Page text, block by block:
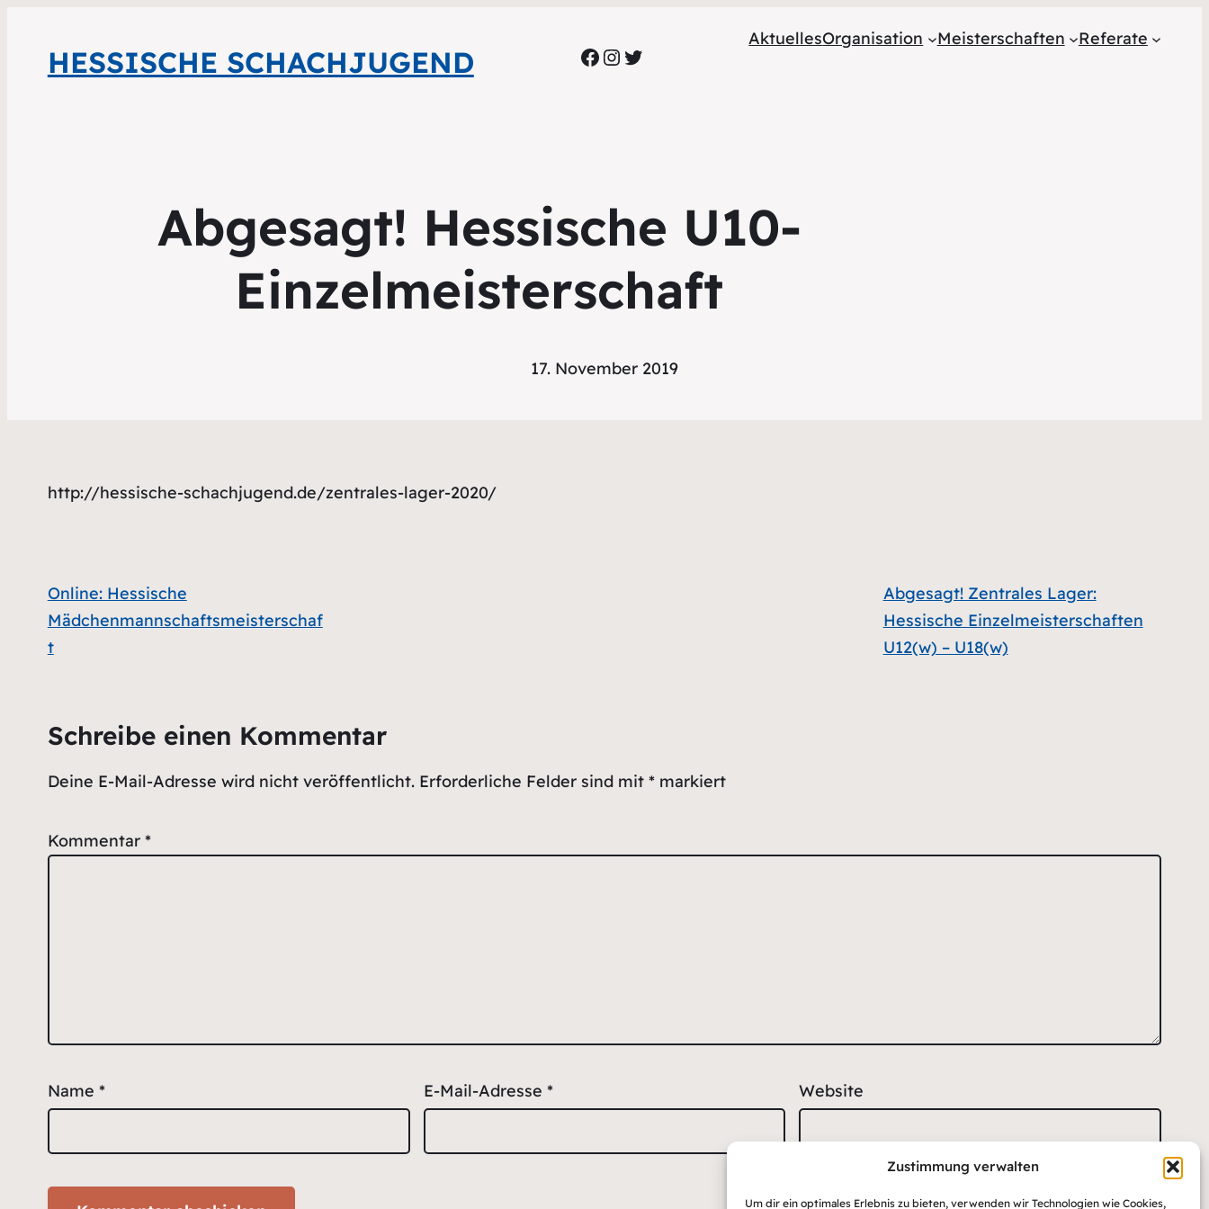
Zustimmung verwalten
Um dir ein optimales Erlebnis zu bieten, verwenden wir Technologien wie Cookies,
HESSISCHE SCHACHJUGEND Facebook
Instagram
Twitter
AktuellesOrganisation Meisterschaften Referate
Abgesagt! Hessische U10-
Einzelmeisterschaft
17. November 2019
http://hessische-schachjugend.de/zentrales-lager-2020/
Online: Hessische
Mädchenmannschaftsmeisterschaf
t
Abgesagt! Zentrales Lager:
Hessische Einzelmeisterschaften
U12(w) – U18(w)
Schreibe einen Kommentar
Deine E-Mail-Adresse wird nicht veröffentlicht. Erforderliche Felder sind mit *markiert
Kommentar *
Name * E-Mail-Adresse * Website